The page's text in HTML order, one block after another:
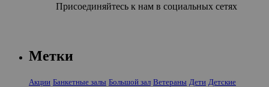
Присоединяйтесь к нам в социальных сетях
Метки
Акции Банкетные залы Большой зал Ветераны Дети Детские